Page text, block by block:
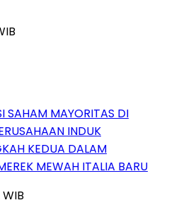
SAHAM MAYORITAS DI
INDUK
KEDUA DALAM
MEWAH ITALIA BARU